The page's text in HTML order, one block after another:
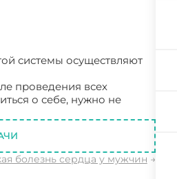
системы осуществляют
проведения всех
о себе, нужно не
болезнь сердца у мужчин →